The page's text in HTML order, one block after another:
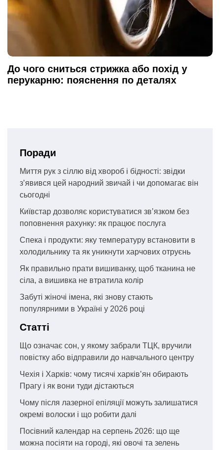
До чого сниться стрижка або похід у
перукарню: пояснення по деталях
Поради
Миття рук з сіллю від хвороб і бідності: звідки
з’явився цей народний звичай і чи допомагає він
сьогодні
Київстар дозволяє користуватися зв’язком без
поповнення рахунку: як працює послуга
Спека і продукти: яку температуру встановити в
холодильнику та як уникнути харчових отруєнь
Як правильно прати вишиванку, щоб тканина не
сіла, а вишивка не втратила колір
Забуті жіночі імена, які знову стають
популярними в Україні у 2026 році
Статті
Що означає сон, у якому забрали ТЦК, вручили
повістку або відправили до навчального центру
Чехія і Харків: чому тисячі харків’ян обирають
Прагу і як вони туди дістаються
Чому після лазерної епіляції можуть залишатися
окремі волоски і що робити далі
Посівний календар на серпень 2026: що ще
можна посіяти на городі, які овочі та зелень